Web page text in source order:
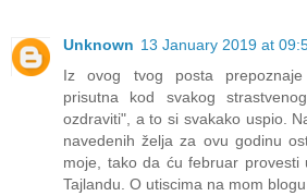
Unknown 13 January 2019 at
Iz ovog tvog posta
prisutna kod svakog
ozdraviti", a to si svakako uspio.
navedenih želja za ovu godinu
moje, tako da ću februar provesti
Tajlandu. O utiscima na mom